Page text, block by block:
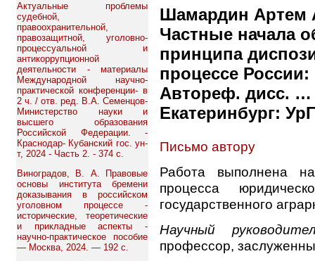
Актуальные проблемы
судебной,
правоохранительной,
правозащитной, уголовно-
процессуальной и
антикоррупционной
деятельности - материалы
Международной научно-
практической конференции- в
2 ч. / отв. ред. В.А. Семенцов-
Министерство науки и
высшего образования
Российской Федерации. -
Краснодар- Кубанский гос. ун-
т, 2024 - Часть 2. - 374 с.
Виноградов, В. А. Правовые
основы института бремени
доказывания в российском
уголовном процессе -
исторические, теоретические
и прикладные аспекты -
научно-практическое пособие
— Москва, 2024. — 192 с.
Шамардин Артем
Частные начала
принципа
процессе России:
Автореф. дисс. …
Екатеринбург:
Письмо автору
Работа выполнена
процесса
государственного
Научный
профессор,